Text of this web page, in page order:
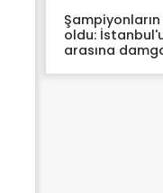
oldu:
arasına